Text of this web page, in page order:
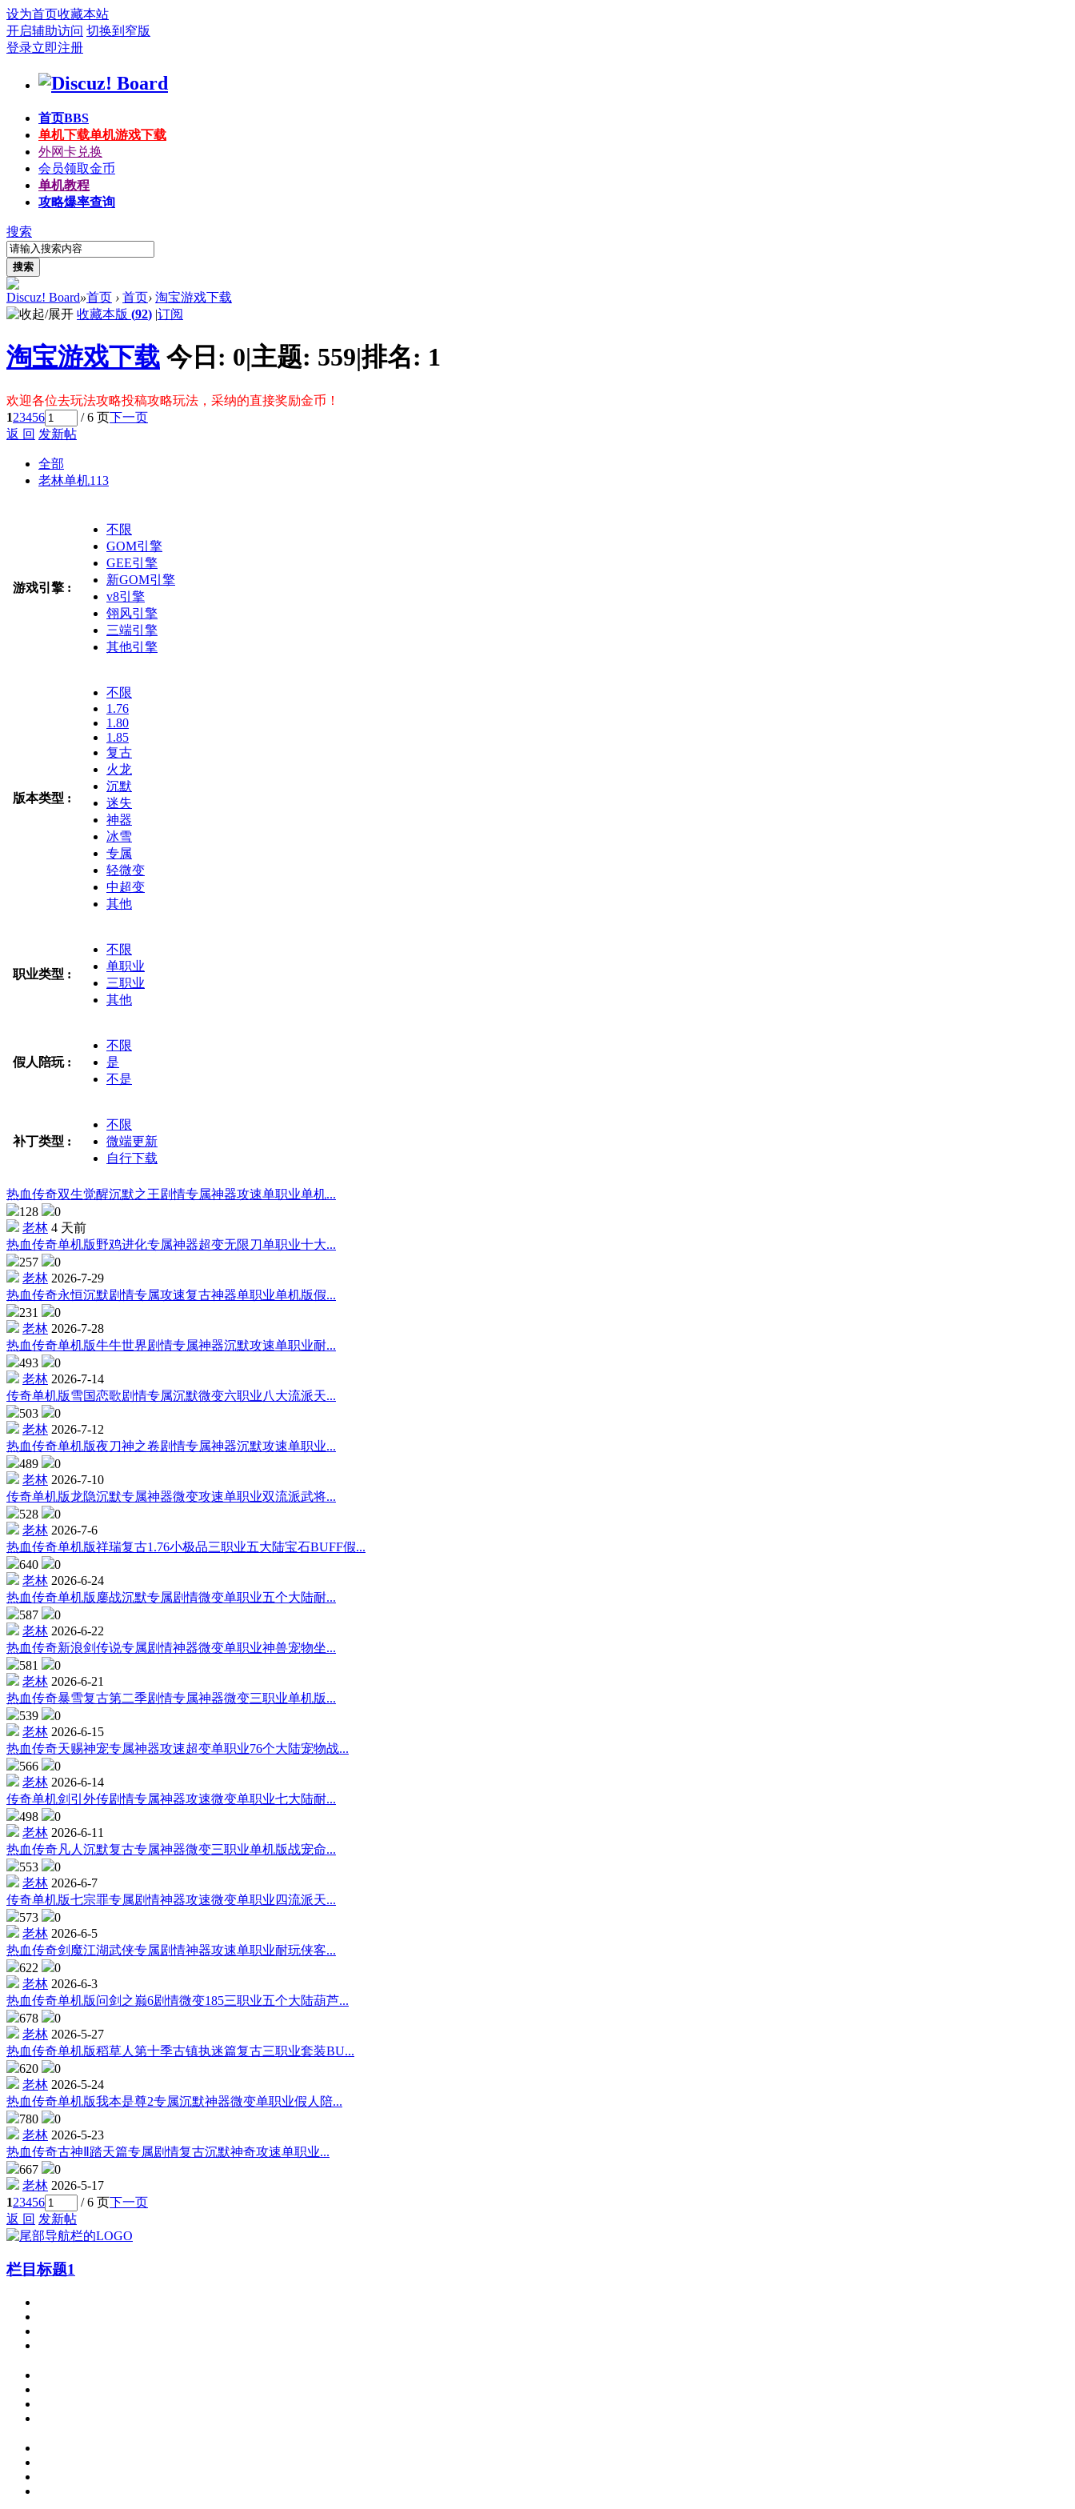
设为首页收藏本站
开启辅助访问 切换到窄版
登录立即注册
首页BBS
单机下载单机游戏下载
外网卡兑换
会员领取金币
单机教程
攻略爆率查询
搜索
搜索
Discuz! Board»首页 › 首页› 淘宝游戏下载
收藏本版 (92) |订阅
淘宝游戏下载 今日: 0|主题: 559|排名: 1
欢迎各位去玩法攻略投稿攻略玩法，采纳的直接奖励金币！
123456 / 6 页下一页
返 回 发新帖
全部
老林单机113
游戏引擎 :
不限
GOM引擎
GEE引擎
新GOM引擎
v8引擎
翎风引擎
三端引擎
其他引擎
版本类型 :
不限
1.76
1.80
1.85
复古
火龙
沉默
迷失
神器
冰雪
专属
轻微变
中超变
其他
职业类型 :
不限
单职业
三职业
其他
假人陪玩 :
不限
是
不是
补丁类型 :
不限
微端更新
自行下载
热血传奇双生觉醒沉默之王剧情专属神器攻速单职业单机...
128
0
老林 4 天前
热血传奇单机版野鸡进化专属神器超变无限刀单职业十大...
257
0
老林 2026-7-29
热血传奇永恒沉默剧情专属攻速复古神器单职业单机版假...
231
0
老林 2026-7-28
热血传奇单机版牛牛世界剧情专属神器沉默攻速单职业耐...
493
0
老林 2026-7-14
传奇单机版雪国恋歌剧情专属沉默微变六职业八大流派天...
503
0
老林 2026-7-12
热血传奇单机版夜刀神之卷剧情专属神器沉默攻速单职业...
489
0
老林 2026-7-10
传奇单机版龙隐沉默专属神器微变攻速单职业双流派武将...
528
0
老林 2026-7-6
热血传奇单机版祥瑞复古1.76小极品三职业五大陆宝石BUFF假...
640
0
老林 2026-6-24
热血传奇单机版鏖战沉默专属剧情微变单职业五个大陆耐...
587
0
老林 2026-6-22
热血传奇新浪剑传说专属剧情神器微变单职业神兽宠物坐...
581
0
老林 2026-6-21
热血传奇暴雪复古第二季剧情专属神器微变三职业单机版...
539
0
老林 2026-6-15
热血传奇天赐神宠专属神器攻速超变单职业76个大陆宠物战...
566
0
老林 2026-6-14
传奇单机剑引外传剧情专属神器攻速微变单职业七大陆耐...
498
0
老林 2026-6-11
热血传奇凡人沉默复古专属神器微变三职业单机版战宠命...
553
0
老林 2026-6-7
传奇单机版七宗罪专属剧情神器攻速微变单职业四流派天...
573
0
老林 2026-6-5
热血传奇剑魔江湖武侠专属剧情神器攻速单职业耐玩侠客...
622
0
老林 2026-6-3
热血传奇单机版问剑之巅6剧情微变185三职业五个大陆葫芦...
678
0
老林 2026-5-27
热血传奇单机版稻草人第十季古镇执迷篇复古三职业套装BU...
620
0
老林 2026-5-24
热血传奇单机版我本是尊2专属沉默神器微变单职业假人陪...
780
0
老林 2026-5-23
热血传奇古神Ⅱ踏天篇专属剧情复古沉默神奇攻速单职业...
667
0
老林 2026-5-17
123456 / 6 页下一页
返 回 发新帖
栏目标题1